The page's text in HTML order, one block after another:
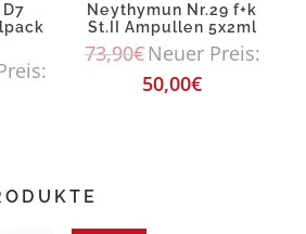
Neythymun Nr.29 f+k
St.II Ampullen 5x2ml
73,90€Neuer Preis:
50,00€